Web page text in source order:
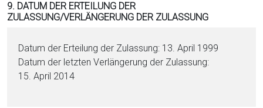
9. DATUM DER ERTEILUNG DER
ZULASSUNG/VERLÄNGERUNG DER ZULASSUNG
Datum der Erteilung der Zulassung: 13. April 1999
Datum der letzten Verlängerung der Zulassung:
15. April 2014